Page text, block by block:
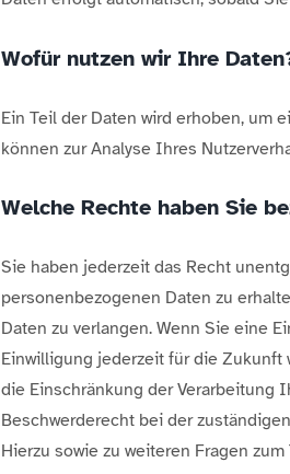
Wofür nutzen wir Ihre
Ein Teil der Daten wird erhoben, um
können zur Analyse Ihres
Welche Rechte haben Sie
Sie haben jederzeit das Recht
personenbezogenen Daten zu
Daten zu verlangen. Wenn Sie eine
Einwilligung jederzeit für die Zukunft
die Einschränkung der Verarbeitung
Beschwerderecht bei der
Hierzu sowie zu weiteren Fragen